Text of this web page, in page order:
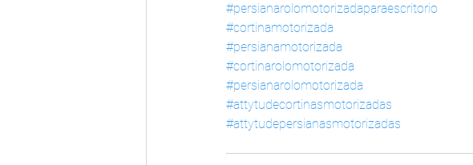
#persianarolomotorizadaparaescritorio
#cortinamotorizada
#persianamotorizada
#cortinarolomotorizada
#persianarolomotorizada
#attytudecortinasmotorizadas
#attytudepersianasmotorizadas